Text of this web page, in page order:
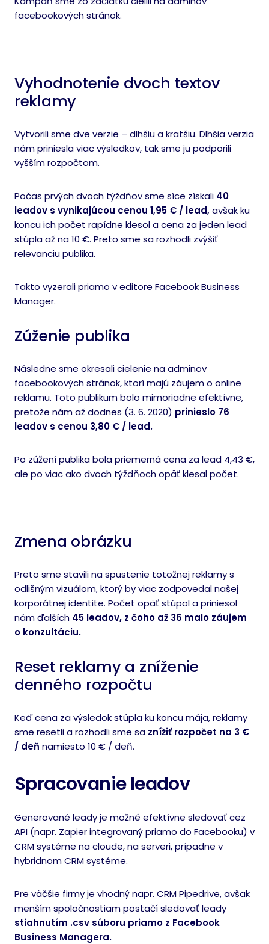
facebookových stránok.
Vyhodnotenie dvoch textov
reklamy
Vytvorili sme dve verzie – dlhšiu a kratšiu. Dlhšia verzia
nám priniesla viac výsledkov, tak sme ju podporili
vyšším rozpočtom.
Počas prvých dvoch týždňov sme síce získali 40
leadov s vynikajúcou cenou 1,95 € / lead,avšak ku
koncu ich počet rapídne klesol a cena za jeden lead
stúpla až na 10 €. Preto sme sa rozhodli zvýšiť
relevanciu publika.
Takto vyzerali priamo v editore Facebook Business
Manager.
Zúženie publika
Následne sme okresali cielenie na adminov
facebookových stránok, ktorí majú záujem o online
reklamu. Toto publikum bolo mimoriadne efektívne,
pretože nám až dodnes (3. 6. 2020) prinieslo 76
leadov s cenou 3,80 € / lead.
Po zúžení publika bola priemerná cena za lead 4,43 €,
ale po viac ako dvoch týždňoch opäť klesal počet.
Zmena obrázku
Preto sme stavili na spustenie totožnej reklamy s
odlišným vizuálom, ktorý by viac zodpovedal našej
korporátnej identite. Počet opäť stúpol a priniesol
nám ďalších 45 leadov, z čoho až 36 malo záujem
o konzultáciu.
Reset reklamy a zníženie
denného rozpočtu
Keď cena za výsledok stúpla ku koncu mája, reklamy
sme resetli a rozhodli sme sa znížiť rozpočet na 3 €
/ deň namiesto 10 € / deň.
Spracovanie leadov
Generované leady je možné efektívne sledovať cez
API (napr. Zapier integrovaný priamo do Facebooku) v
CRM systéme na cloude, na serveri, prípadne v
hybridnom CRM systéme.
Pre väčšie firmy je vhodný napr. CRM Pipedrive, avšak
menším spoločnostiam postačí sledovať leady
stiahnutím .csv súboru priamo z Facebook
Business Managera.